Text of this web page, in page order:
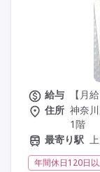
給与
【月
住所 神奈
1階
最寄り駅
年間休日120日